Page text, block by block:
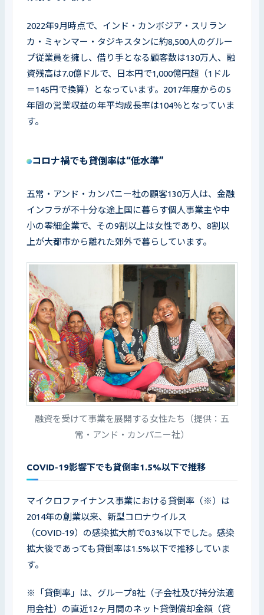
2022年9月時点で、インド・カンボジア・スリラン
カ・ミャンマー・タジキスタンに約8,500人のグルー
プ従業員を擁し、借り手となる顧客数は130万人、融
資残高は7.0億ドルで、日本円で1,000億円超（1ドル
＝145円で換算）となっています。2017年度からの5
年間の営業収益の年平均成長率は104％となっていま
す。
コロナ禍でも貸倒率は“低水準”
五常・アンド・カンパニー社の顧客130万人は、金融
インフラが不十分な途上国に暮らす個人事業主や中
小の零細企業で、その9割以上は女性であり、8割以
上が大都市から離れた郊外で暮らしています。
融資を受けて事業を展開する女性たち（提供：五
常・アンド・カンパニー社）
COVID‑19影響下でも貸倒率1.5%以下で推移
マイクロファイナンス事業における貸倒率（※）は
2014年の創業以来、新型コロナウイルス
（COVID‑19）の感染拡大前で0.3%以下でした。感染
拡大後であっても貸倒率は1.5%以下で推移していま
す。
※「貸倒率」は、グループ8社（子会社及び持分法適
用会社）の直近12ヶ月間のネット貸倒償却金額（貸